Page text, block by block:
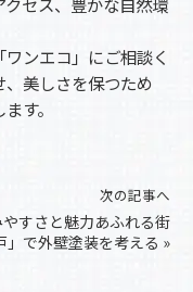
ンエコ」にご相談く
美しさを保つため
す。
次の記事へ
すさと魅力あふれる街
」で外壁塗装を考える »